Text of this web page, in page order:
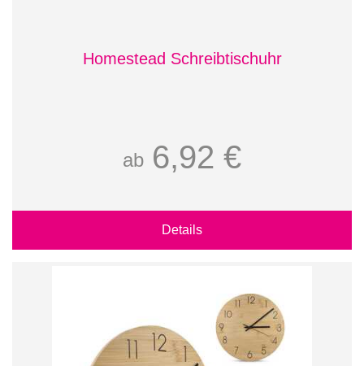
Homestead Schreibtischuhr
ab 6,92 €
Details